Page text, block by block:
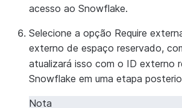
acesso ao Snowflake.
Selecione a opção Require
externo de espaço reservado,
atualizará isso com o ID externo
Snowflake em uma etapa
Nota